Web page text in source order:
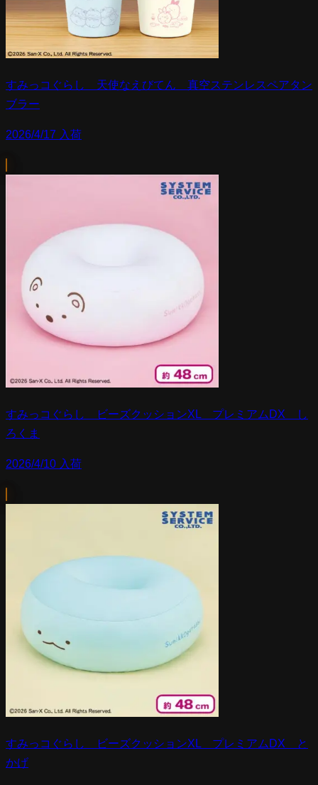
すみっコぐらし 天使なえびてん 真空ステンレスペアタン
ブラー
2026/4/17 入荷
すみっコぐらし ビーズクッションXL プレミアムDX し
ろくま
2026/4/10 入荷
すみっコぐらし ビーズクッションXL プレミアムDX と
かげ